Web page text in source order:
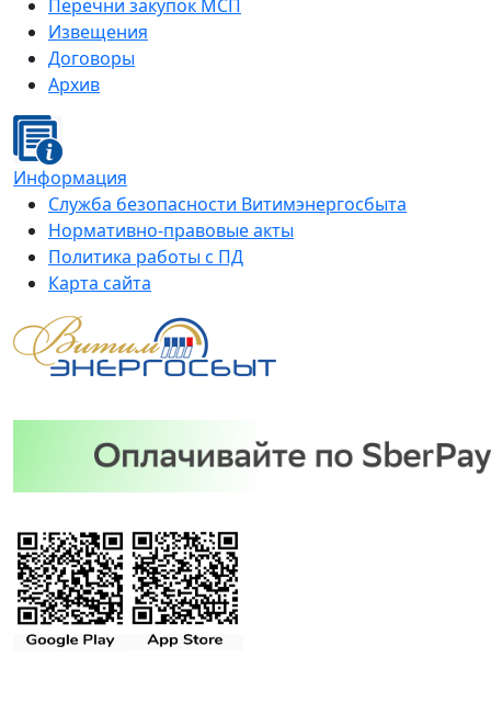
Перечни закупок МСП
Извещения
Договоры
Архив
Информация
Служба безопасности Витимэнергосбыта
Нормативно-правовые акты
Политика работы с ПД
Карта сайта